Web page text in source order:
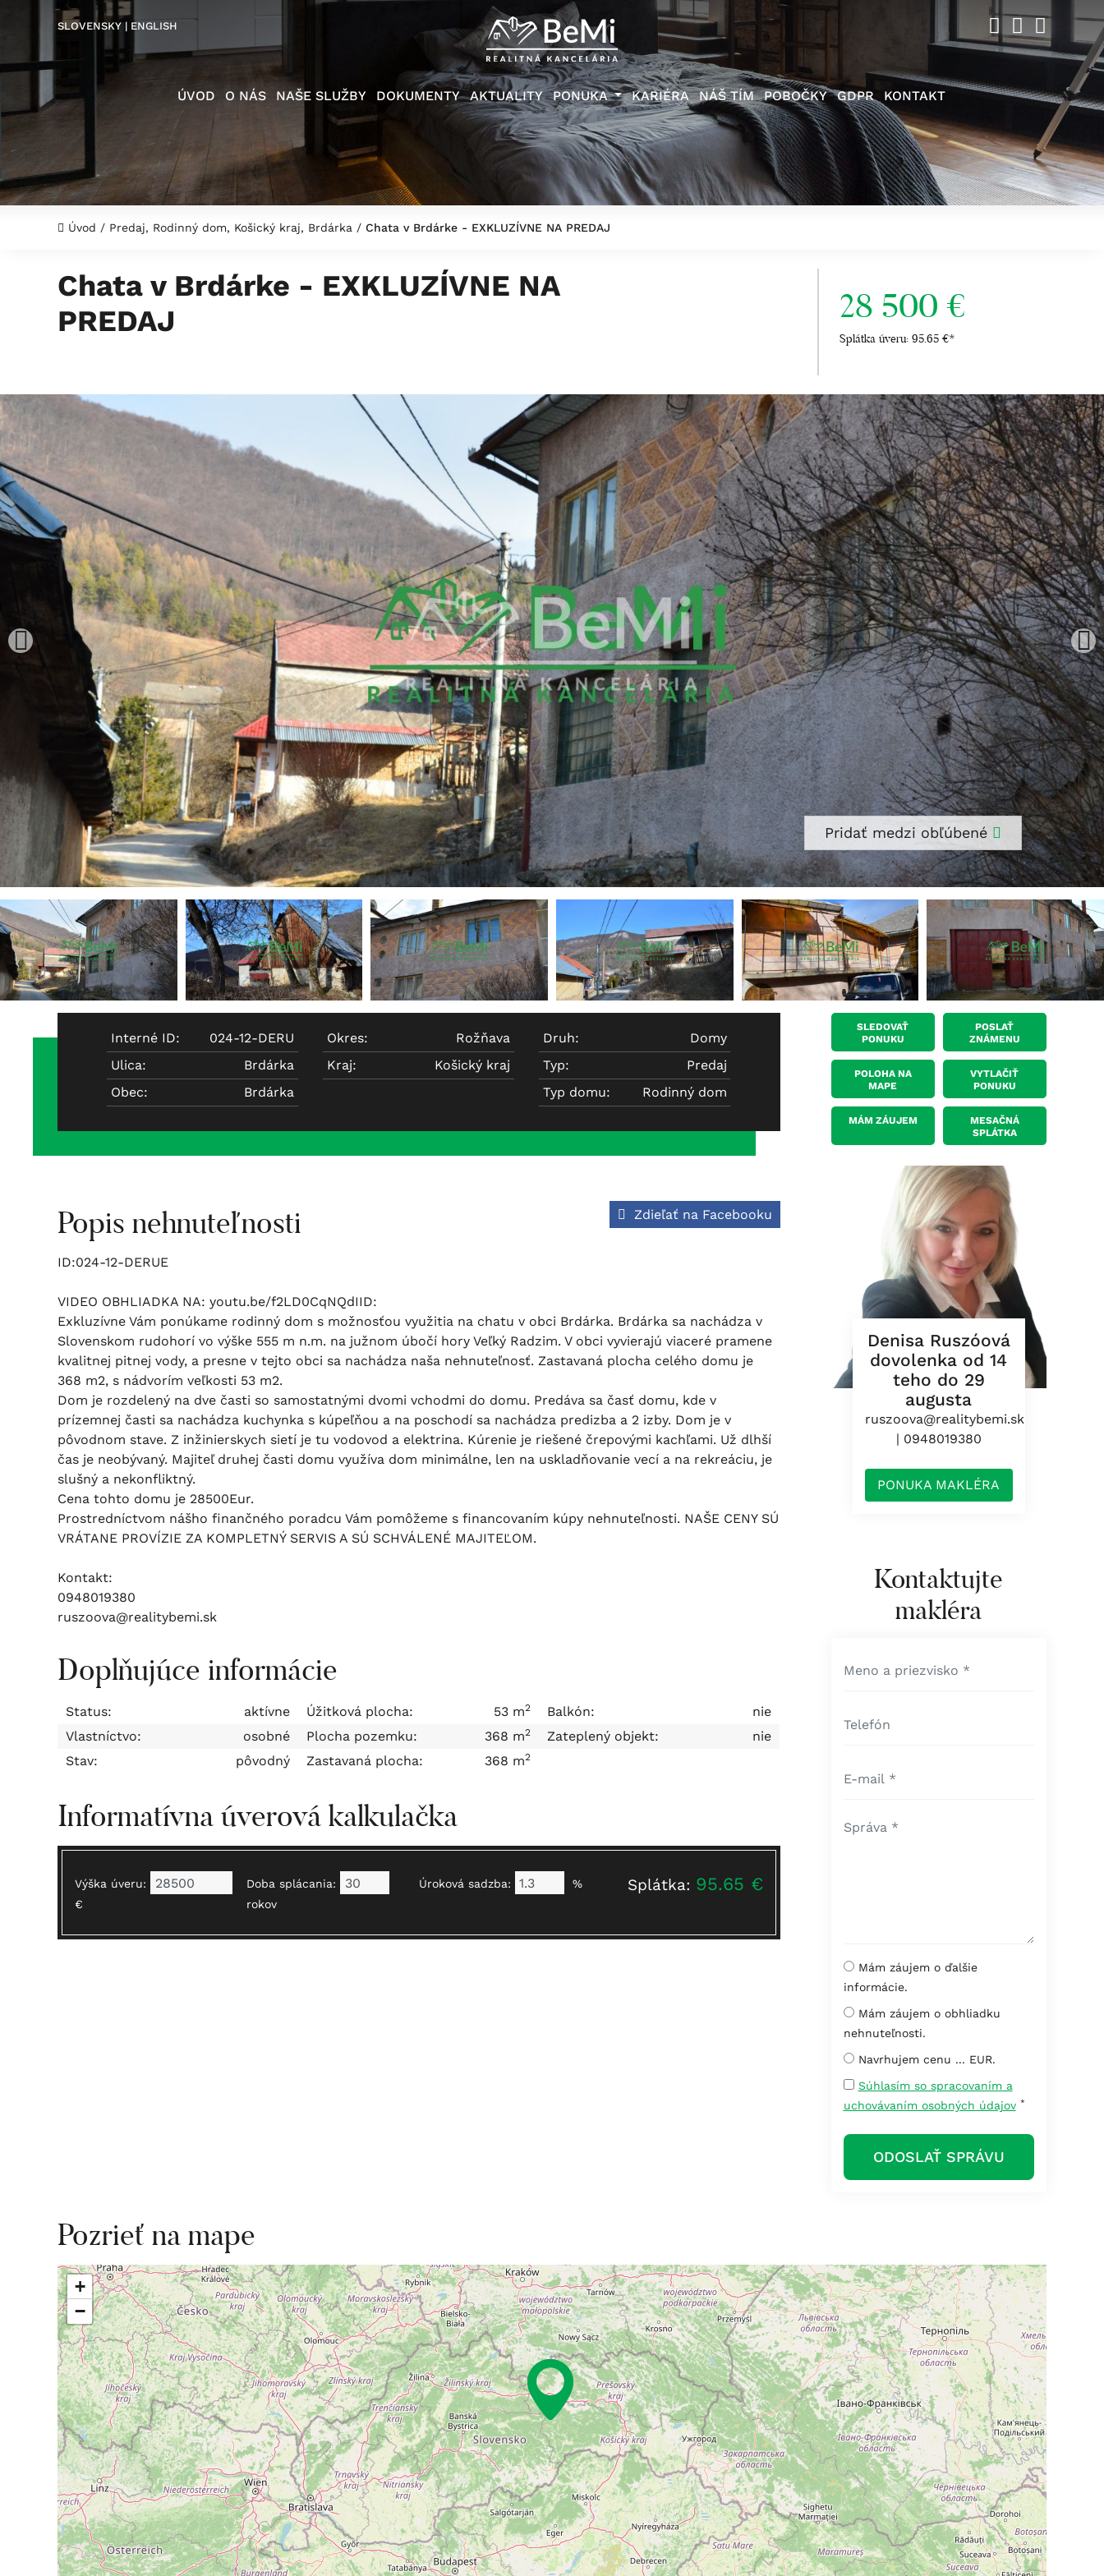
SLOVENSKY | ENGLISH
ÚVOD O NÁS NAŠE SLUŽBY DOKUMENTY AKTUALITY PONUKA KARIÉRA NÁŠ TÍM POBOČKY GDPR KONTAKT
Úvod / Predaj, Rodinný dom, Košický kraj, Brdárka / Chata v Brdárke - EXKLUZÍVNE NA PREDAJ
Chata v Brdárke - EXKLUZÍVNE NA
PREDAJ
28 500 €
Splátka úveru:95.65 €*
Pridať medzi obľúbené
Interné ID:
024-12-DERU
Ulica:
Brdárka
Obec:
Brdárka
Okres:
Rožňava
Kraj:
Košický kraj
Druh:
Domy
Typ:
Predaj
Typ domu:
Rodinný dom
Popis nehnuteľnosti Zdieľať na Facebooku
ID:024-12-DERUE
VIDEO OBHLIADKA NA: youtu.be/f2LD0CqNQdIID:
Exkluzívne Vám ponúkame rodinný dom s možnosťou využitia na chatu v obci Brdárka. Brdárka sa nachádza v
Slovenskom rudohorí vo výške 555 m n.m. na južnom úbočí hory Veľký Radzim. V obci vyvierajú viaceré pramene
kvalitnej pitnej vody, a presne v tejto obci sa nachádza naša nehnuteľnosť. Zastavaná plocha celého domu je
368 m2, s nádvorím veľkosti 53 m2.
Dom je rozdelený na dve časti so samostatnými dvomi vchodmi do domu. Predáva sa časť domu, kde v
prízemnej časti sa nachádza kuchynka s kúpeľňou a na poschodí sa nachádza predizba a 2 izby. Dom je v
pôvodnom stave. Z inžinierskych sietí je tu vodovod a elektrina. Kúrenie je riešené črepovými kachľami. Už dlhší
čas je neobývaný. Majiteľ druhej časti domu využíva dom minimálne, len na uskladňovanie vecí a na rekreáciu, je
slušný a nekonfliktný.
Cena tohto domu je 28500Eur.
Prostredníctvom nášho finančného poradcu Vám pomôžeme s financovaním kúpy nehnuteľnosti. NAŠE CENY SÚ
VRÁTANE PROVÍZIE ZA KOMPLETNÝ SERVIS A SÚ SCHVÁLENÉ MAJITEĽOM.
Kontakt:
0948019380
ruszoova@realitybemi.sk
Doplňujúce informácie
Status:
aktívne
Vlastníctvo:
osobné
Stav:
pôvodný
Úžitková plocha: 53 m2
Plocha pozemku: 368 m2
Zastavaná plocha: 368 m2
Balkón:
nie
Zateplený objekt:
nie
Informatívna úverová kalkulačka
Výška úveru:
€
Doba splácania:
rokov
Úroková sadzba: % Splátka: 95.65 €
SLEDOVAŤ
PONUKU
POSLAŤ
ZNÁMENU
POLOHA NA
MAPE
VYTLAČIŤ
PONUKU
MÁM ZÁUJEM
MESAČNÁ
SPLÁTKA
Denisa Ruszóová
dovolenka od 14
teho do 29
augusta
ruszoova@realitybemi.sk
| 0948019380
PONUKA MAKLÉRA
Kontaktujte
makléra
Mám záujem o ďalšie
informácie.
Mám záujem o obhliadku
nehnuteľnosti.
Navrhujem cenu ... EUR.
Súhlasím so spracovaním a
uchovávaním osobných údajov *
Pozrieť na mape
+
−